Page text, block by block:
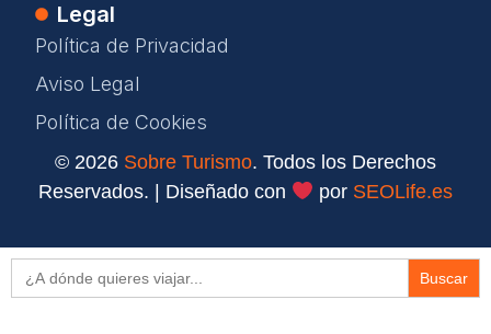
Legal
Política de Privacidad
Aviso Legal
Política de Cookies
© 2026 Sobre Turismo. Todos los Derechos
Reservados. | Diseñado con
por SEOLife.es
Buscar: